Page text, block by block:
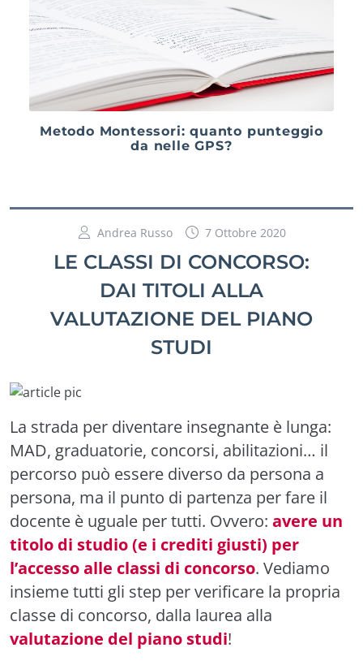
Metodo Montessori: quanto punteggio
da nelle GPS?
Andrea Russo 7 Ottobre 2020
LE CLASSI DI CONCORSO:
DAI TITOLI ALLA
VALUTAZIONE DEL PIANO
STUDI
La strada per diventare insegnante è lunga:
MAD, graduatorie, concorsi, abilitazioni… il
percorso può essere diverso da persona a
persona, ma il punto di partenza per fare il
docente è uguale per tutti. Ovvero: avere un
titolo di studio (e i crediti giusti) per
l’accesso alle classi di concorso. Vediamo
insieme tutti gli step per verificare la propria
classe di concorso, dalla laurea alla
valutazione del piano studi!